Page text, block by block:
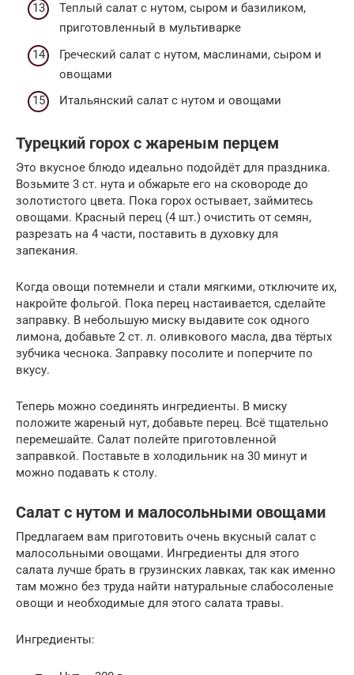
Теплый салат с нутом, сыром и базиликом,
приготовленный в мультиварке
Греческий салат с нутом, маслинами, сыром и
овощами
Итальянский салат с нутом и овощами
Турецкий горох с жареным перцем
Это вкусное блюдо идеально подойдёт для праздника.
Возьмите 3 ст. нута и обжарьте его на сковороде до
золотистого цвета. Пока горох остывает, займитесь
овощами. Красный перец (4 шт.) очистить от семян,
разрезать на 4 части, поставить в духовку для
запекания.
Когда овощи потемнели и стали мягкими, отключите их,
накройте фольгой. Пока перец настаивается, сделайте
заправку. В небольшую миску выдавите сок одного
лимона, добавьте 2 ст. л. оливкового масла, два тёртых
зубчика чеснока. Заправку посолите и поперчите по
вкусу.
Теперь можно соединять ингредиенты. В миску
положите жареный нут, добавьте перец. Всё тщательно
перемешайте. Салат полейте приготовленной
заправкой. Поставьте в холодильник на 30 минут и
можно подавать к столу.
Салат с нутом и малосольными овощами
Предлагаем вам приготовить очень вкусный салат с
малосольными овощами. Ингредиенты для этого
салата лучше брать в грузинских лавках, так как именно
там можно без труда найти натуральные слабосоленые
овощи и необходимые для этого салата травы.
Ингредиенты: